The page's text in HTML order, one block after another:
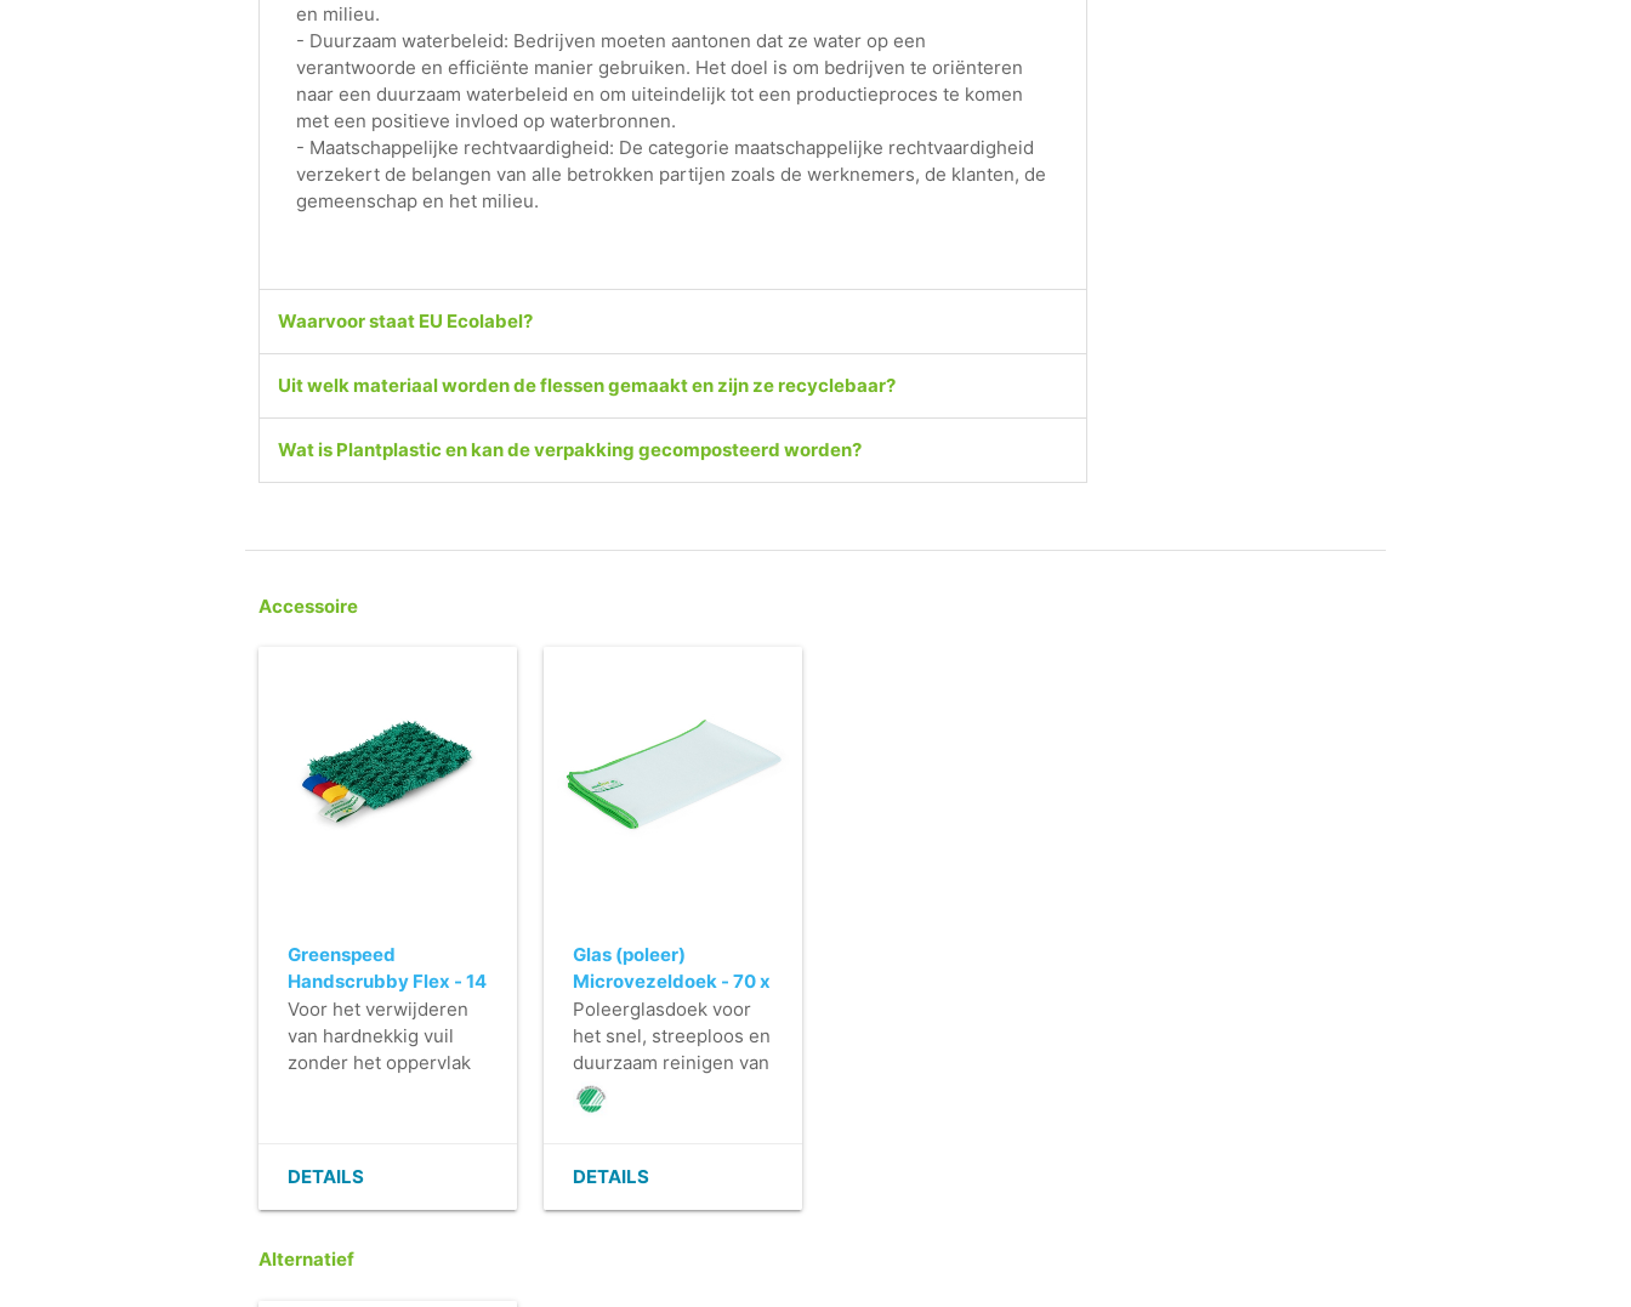
en milieu.
- Duurzaam waterbeleid: Bedrijven moeten aantonen dat ze water op een
verantwoorde en efficiënte manier gebruiken. Het doel is om bedrijven te oriënteren
naar een duurzaam waterbeleid en om uiteindelijk tot een productieproces te komen
met een positieve invloed op waterbronnen.
- Maatschappelijke rechtvaardigheid: De categorie maatschappelijke rechtvaardigheid
verzekert de belangen van alle betrokken partijen zoals de werknemers, de klanten, de
gemeenschap en het milieu.
Waarvoor staat EU Ecolabel?
Uit welk materiaal worden de flessen gemaakt en zijn ze recyclebaar?
Wat is Plantplastic en kan de verpakking gecomposteerd worden?
Accessoire
Greenspeed
Handscrubby Flex - 14
x 10 cm - GROEN
Voor het verwijderen
van hardnekkig vuil
zonder het oppervlak
microvezel voor groot
de klassieke
DETAILS
Glas (poleer)
Microvezeldoek - 70 x
61 cm - BLAUW
Poleerglasdoek voor
het snel, streeploos en
duurzaam reinigen van
bestek, glas- en
aardewerk.
moeiteloos
DETAILS
Alternatief